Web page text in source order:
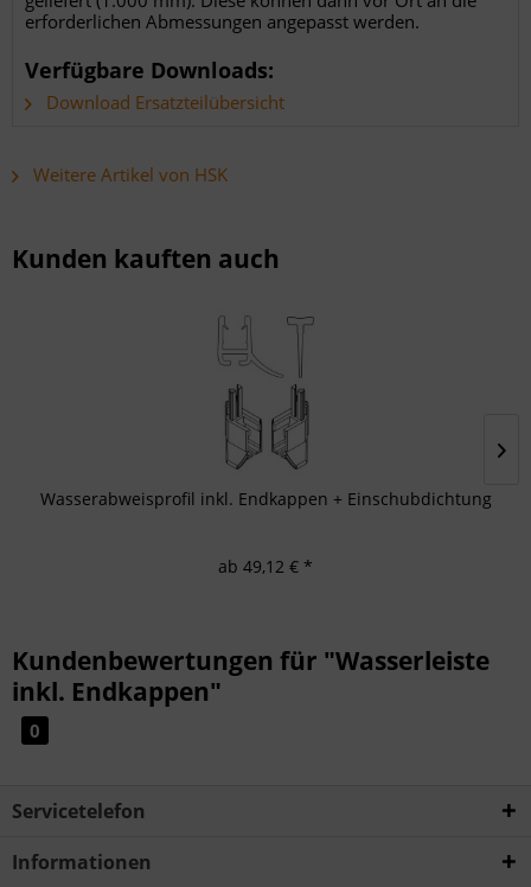
erforderlichen Abmessungen angepasst werden.
Verfügbare Downloads:
Download Ersatzteilübersicht
Weitere Artikel von HSK
Kunden kauften auch
Wasserabweisprofil inkl. Endkappen + Einschubdichtung
ab 49,12 € *
Kundenbewertungen für "Wasserleiste
inkl. Endkappen"
0
Servicetelefon
Informationen